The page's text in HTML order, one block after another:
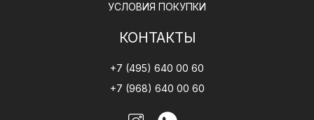
УСЛОВИЯ ПОКУПКИ
КОНТАКТЫ
+7 (495) 640 00 60
+7 (968) 640 00 60